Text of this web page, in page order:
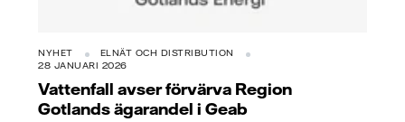
NYHET
ELNÄT OCH DISTRIBUTION
28 JANUARI 2026
Vattenfall avser förvärva Region
Gotlands ägarandel i Geab